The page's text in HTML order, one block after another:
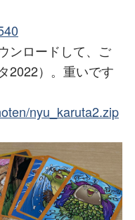
ンロードして、ご
2022）。重いです
nyu_karuta2.zip